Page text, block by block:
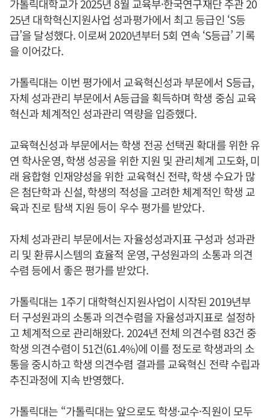
가톨릭대학교가 2025년 8월 교육부·한국연구재단 주관 20
25년 대학혁신지원사업 성과평가에서 최고 등급인 ‘S등
급’을 달성했다. 이로써 2020년부터 5회 연속 ‘S등급’ 기록
을 이어갔다.
가톨릭대는 이번 평가에서 교육혁신성과 부문에서 S등급,
자체 성과관리 부문에서 A등급을 획득하며 학생 중심 교육
혁신과 체계적인 성과관리 역량을 입증했다.
교육혁신성과 부문에서는 학생 전공 선택권 확대를 위한 유
연 학사운영, 학생 성공을 위한 지원 및 관리체계 고도화, 미
래 융합형 인재양성을 위한 교육혁신 전략, 학생 수요가 많
은 첨단학과 신설, 학생의 적성을 고려한 체계적인 학생 교
육과 진로 탐색 지원 등이 우수 평가를 받았다.
자체 성과관리 부문에서는 자율성성과지표 구성과 성과관
리 및 환류시스템의 효율적 운영, 구성원과의 소통과 의견
수렴 등에서 좋은 평가를 받았다.
가톨릭대는 1주기 대학혁신지원사업이 시작된 2019년부
터 구성원과의 소통과 의견수렴을 자율성과지표로 설정하
고 체계적으로 관리해왔다. 2024년 전체 의견수렴 83건 중
학생 의견수렴이 51건(61.4%)에 이를 정도로 학생과의 소
통을 중시하고 학생 의견수렴 결과를 교육혁신 전략 수립과
추진과정에 지속 반영했다.
가톨릭대는 “가톨릭대는 앞으로도 학생·교수·직원이 모두